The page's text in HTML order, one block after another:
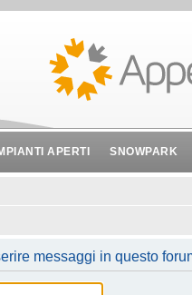
APERTI SNOWPARK
messaggi in questo